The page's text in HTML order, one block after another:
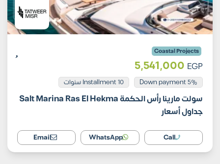
Coastal Projects
5,541,000 EGP
5% Down payment Installment 10 سنوات
سولت مارينا رأس الحكمة Salt Marina Ras El Hekma
جداول أسعار
Call
WhatsApp
Email